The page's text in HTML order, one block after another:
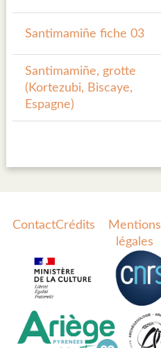
Santimamiñe fiche 03
Santimamiñe, grotte
(Kortezubi, Biscaye,
Espagne)
ContactCrédits
Mentions
légales